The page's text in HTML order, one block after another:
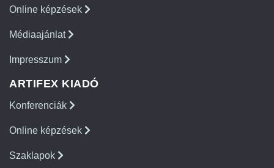
Online képzések
Médiaajánlat
Impresszum
ARTIFEX KIADÓ
Konferenciák
Online képzések
Szaklapok